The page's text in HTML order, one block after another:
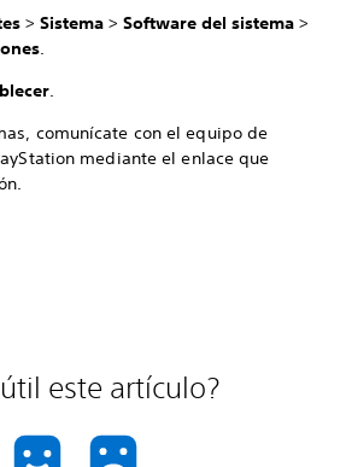
> Sistema > Software del sistema >
.
.
comunícate con el equipo de
mediante el enlace que
este artículo?